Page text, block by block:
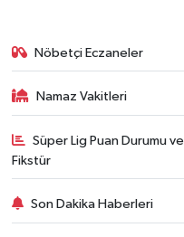
Nöbetçi Eczaneler
Namaz Vakitleri
Süper Lig Puan Durumu ve
Fikstür
Son Dakika Haberleri